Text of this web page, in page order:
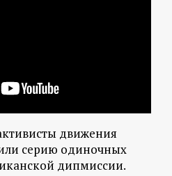
движения
серию одиночных
дипмиссии.